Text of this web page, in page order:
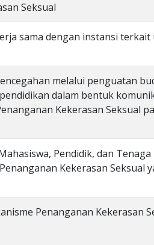
Seksual
sama dengan instansi terkait
melalui penguatan
dalam bentuk
Kekerasan Seksual
Pendidik, dan
Kekerasan Seksual
Penanganan Kekerasan